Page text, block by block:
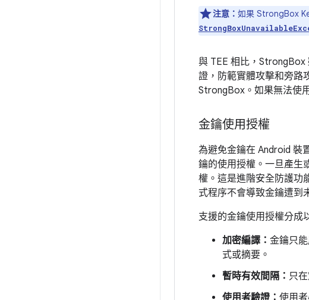
注意： 如果 StrongBox
與 TEE 相比，
證，防範實體攻擊和旁路
StrongBox。如果無法使
金鑰使用授權
為避免金鑰在 Android 裝
鑰的使用授權。一旦產生
權。這是進階安全防護功
式程序不會導致金鑰遭到
支援的金鑰使用授權分成
加密編譯： 金鑰只
式或摘要。
暫時有效間隔： 只
使用者驗證： 使用